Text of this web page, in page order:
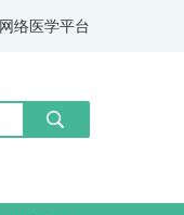
网络医学平台